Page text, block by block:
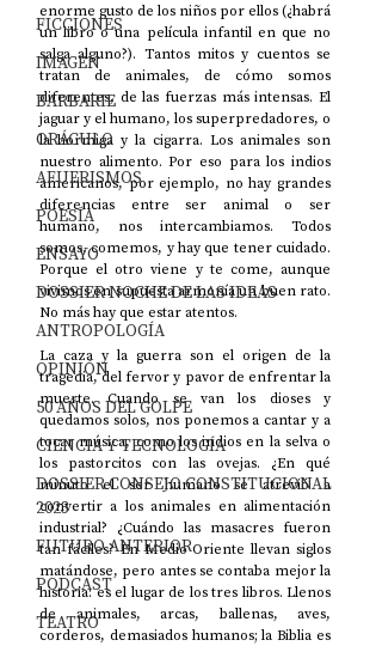
FICCIONES
IMAGEN
BARBARIE
ORÁCULO
AFUERISMOS
POESÍA
ENSAYO
DOSSIER NOCHE DE LAS IDEAS
ANTROPOLOGÍA
OPINIÓN
50 AÑOS DEL GOLPE
CIENCIA Y TECNOLOGÍA
DOSSIER CONSEJO CONSTITUCIONAL
2023
FUTURO ANTERIOR
PODCAST
TEATRO
enorme gusto de los niños por ellos (¿habrá
un libro o una película infantil en que no
salga alguno?). Tantos mitos y cuentos se
tratan de animales, de cómo somos
diferentes, de las fuerzas más intensas. El
jaguar y el humano, los superpredadores, o
la hormiga y la cigarra. Los animales son
nuestro alimento. Por eso para los indios
americanos, por ejemplo, no hay grandes
diferencias entre ser animal o ser
humano, nos intercambiamos. Todos
somos, comemos, y hay que tener cuidado.
Porque el otro viene y te come, aunque
vivimos en supuesta armonía un buen rato.
No más hay que estar atentos.
La caza y la guerra son el origen de la
tragedia, del fervor y pavor de enfrentar la
muerte. Cuando se van los dioses y
quedamos solos, nos ponemos a cantar y a
tocar música, como los indios en la selva o
los pastorcitos con las ovejas. ¿En qué
minuto el ser humano se atrevió a
convertir a los animales en alimentación
industrial? ¿Cuándo las masacres fueron
tan fáciles? En Medio Oriente llevan siglos
matándose, pero antes se contaba mejor la
historia: es el lugar de los tres libros. Llenos
de animales, arcas, ballenas, aves,
corderos, demasiados humanos; la Biblia es